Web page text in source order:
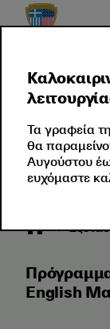
Σχετικά με
English
Τα γραφεία
θα
Αυγούστου
ευχόμαστε